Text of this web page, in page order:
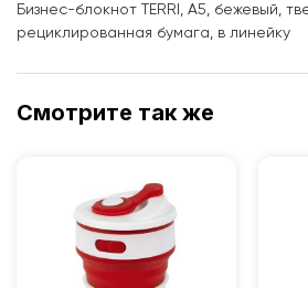
Бизнес-блокнот TERRI, A5, бежевый,
рециклированная бумага, в линейку
Смотрите так же